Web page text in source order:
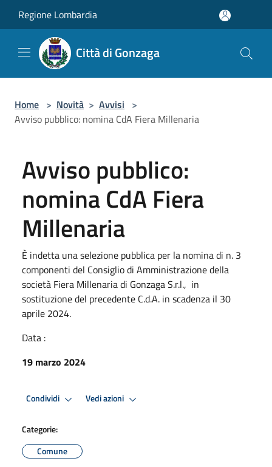
Regione Lombardia
Città di Gonzaga
Home > Novità > Avvisi >
Avviso pubblico: nomina CdA Fiera Millenaria
Avviso pubblico:
nomina CdA Fiera
Millenaria
È indetta una selezione pubblica per la nomina di n. 3
componenti del Consiglio di Amministrazione della
società Fiera Millenaria di Gonzaga S.r.l., in
sostituzione del precedente C.d.A. in scadenza il 30
aprile 2024.
Data :
19 marzo 2024
Condividi Vedi azioni
Categorie:
Comune